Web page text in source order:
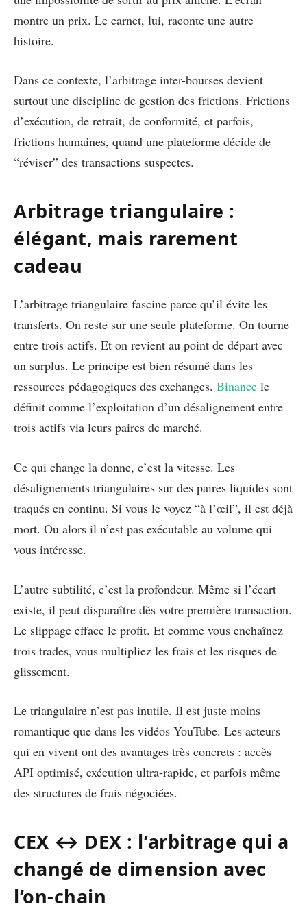
montre un prix. Le carnet, lui, raconte une autre
histoire.
Dans ce contexte, l’arbitrage inter-bourses devient
surtout une discipline de gestion des frictions. Frictions
d’exécution, de retrait, de conformité, et parfois,
frictions humaines, quand une plateforme décide de
“réviser” des transactions suspectes.
Arbitrage triangulaire :
élégant, mais rarement
cadeau
L’arbitrage triangulaire fascine parce qu’il évite les
transferts. On reste sur une seule plateforme. On tourne
entre trois actifs. Et on revient au point de départ avec
un surplus. Le principe est bien résumé dans les
ressources pédagogiques des exchanges. Binance le
définit comme l’exploitation d’un désalignement entre
trois actifs via leurs paires de marché.
Ce qui change la donne, c’est la vitesse. Les
désalignements triangulaires sur des paires liquides sont
traqués en continu. Si vous le voyez “à l’œil”, il est déjà
mort. Ou alors il n’est pas exécutable au volume qui
vous intéresse.
L’autre subtilité, c’est la profondeur. Même si l’écart
existe, il peut disparaître dès votre première transaction.
Le slippage efface le profit. Et comme vous enchaînez
trois trades, vous multipliez les frais et les risques de
glissement.
Le triangulaire n’est pas inutile. Il est juste moins
romantique que dans les vidéos YouTube. Les acteurs
qui en vivent ont des avantages très concrets : accès
API optimisé, exécution ultra-rapide, et parfois même
des structures de frais négociées.
CEX ↔ DEX : l’arbitrage qui a
changé de dimension avec
l’on-chain